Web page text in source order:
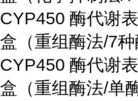
CYP450 酶代谢
盒（重组酶法/7种
CYP450 酶代谢
盒（重组酶法/单酶